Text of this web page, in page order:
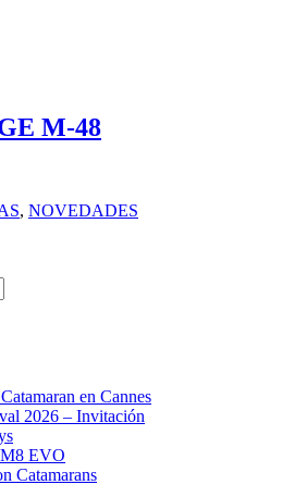
M-48
, NOVEDADES
en Cannes
2026 – Invitación
EVO
Catamarans